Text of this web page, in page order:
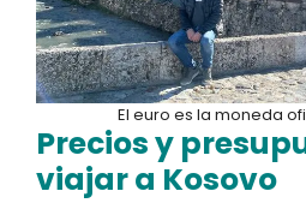
El euro es la moneda
Precios y
viajar a Kosovo